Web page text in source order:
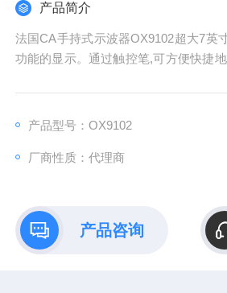
产品简介
法国CA手持式示波器OX9102超大7英
功能的显示。通过触控笔,可方便快捷
产品型号：OX9102
厂商性质：代理商
产品咨询